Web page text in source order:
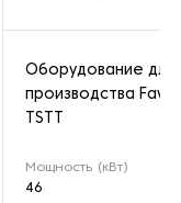
Оборудование для
производства Fava
TSTT
Мощность (кВт)
46